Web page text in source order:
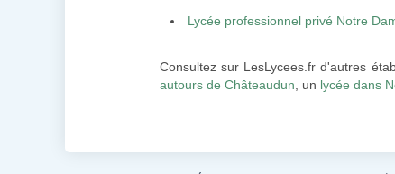
Lycée professionnel privé Notre
Consultez sur LesLycees.fr d'autres
autours de Châteaudun , un lycée dans